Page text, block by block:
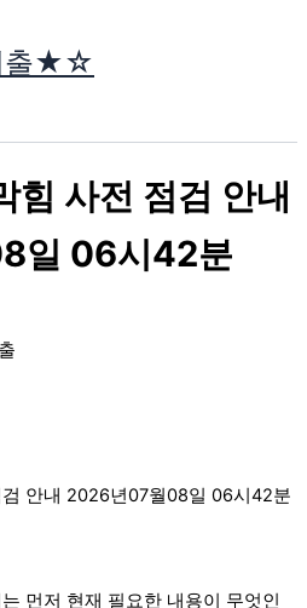
출★☆
힘 사전 점검 안내
일 06시42분
안내 2026년07월08일 06시42분
먼저 현재 필요한 내용이 무엇인